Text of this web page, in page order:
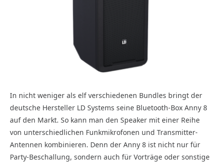
In nicht weniger als elf verschiedenen Bundles bringt der
deutsche Hersteller LD Systems seine Bluetooth-Box Anny 8
auf den Markt. So kann man den Speaker mit einer Reihe
von unterschiedlichen Funkmikrofonen und Transmitter-
Antennen kombinieren. Denn der Anny 8 ist nicht nur für
Party-Beschallung, sondern auch für Vorträge oder sonstige